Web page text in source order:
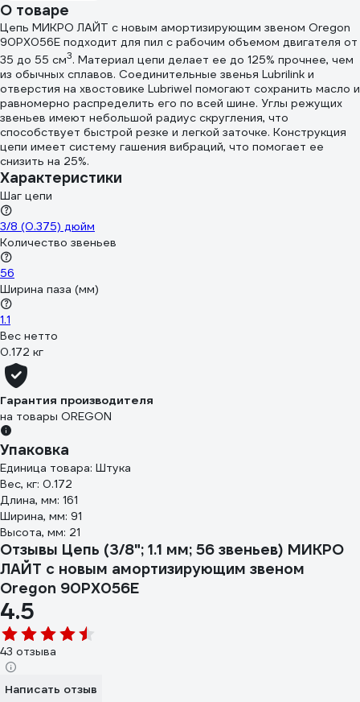
О товаре
Цепь МИКРО ЛАЙТ с новым амортизирующим звеном Oregon
90PX056E подходит для пил с рабочим объемом двигателя от
35 до 55 см3. Материал цепи делает ее до 125% прочнее, чем
из обычных сплавов. Соединительные звенья Lubrilink и
отверстия на хвостовике Lubriwel помогают сохранить масло и
равномерно распределить его по всей шине. Углы режущих
звеньев имеют небольшой радиус скругления, что
способствует быстрой резке и легкой заточке. Конструкция
цепи имеет систему гашения вибраций, что помогает ее
снизить на 25%.
Характеристики
Шаг цепи
3/8 (0.375) дюйм
Количество звеньев
56
Ширина паза (мм)
1.1
Вес нетто
0.172 кг
Гарантия производителя
на товары OREGON
Упаковка
Единица товара: Штука
Вес, кг: 0.172
Длина, мм: 161
Ширина, мм: 91
Высота, мм: 21
Отзывы Цепь (3/8"; 1.1 мм; 56 звеньев) МИКРО
ЛАЙТ с новым амортизирующим звеном
Oregon 90PX056E
4.5
43 отзыва
Написать отзыв